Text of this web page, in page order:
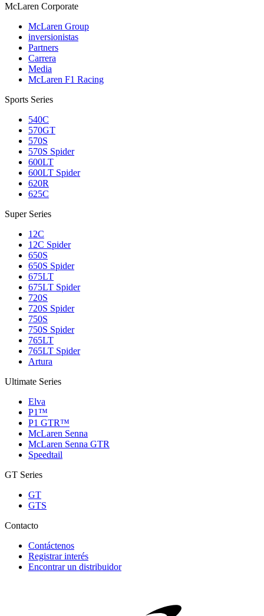
McLaren Corporate
McLaren Group
inversionistas
Partners
Carrera
Media
McLaren F1 Racing
Sports Series
540C
570GT
570S
570S Spider
600LT
600LT Spider
620R
625C
Super Series
12C
12C Spider
650S
650S Spider
675LT
675LT Spider
720S
720S Spider
750S
750S Spider
765LT
765LT Spider
Artura
Ultimate Series
Elva
P1™
P1 GTR™
McLaren Senna
McLaren Senna GTR
Speedtail
GT Series
GT
GTS
Contacto
Contáctenos
Registrar interés
Encontrar un distribuidor